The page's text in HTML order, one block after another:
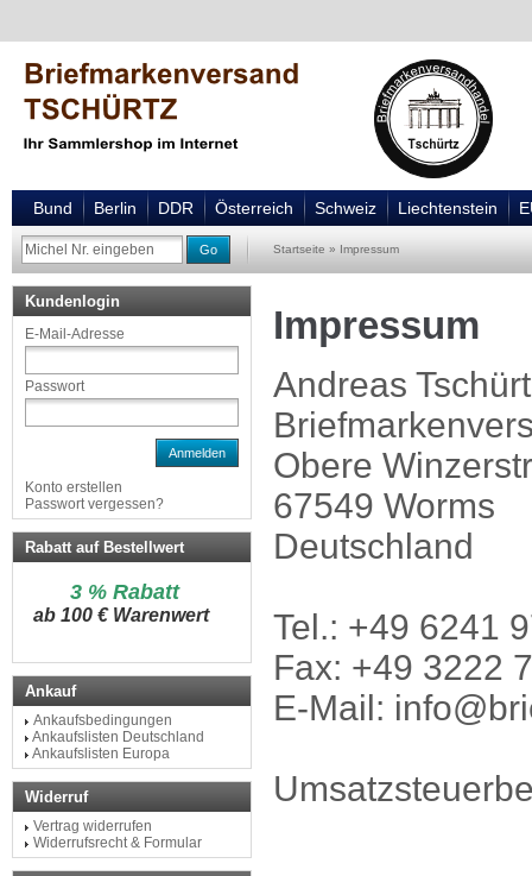
Bund Berlin DDR Österreich Schweiz Liechtenstein
Go Startseite » Impressum
Impressum
Andreas
Obere
67549 Worms
Deutschland
Tel.: +49 6241
Fax: +49 3222
E-Mail:
Kundenlogin
E-Mail-Adresse
Passwort
Anmelden
Konto erstellen
Passwort vergessen?
Rabatt auf Bestellwert
3 % Rabatt
ab 100 € Warenwert
Ankauf
Ankaufsbedingungen
Ankaufslisten Deutschland
Ankaufslisten Europa
Widerruf
Vertrag widerrufen
Widerrufsrecht & Formular